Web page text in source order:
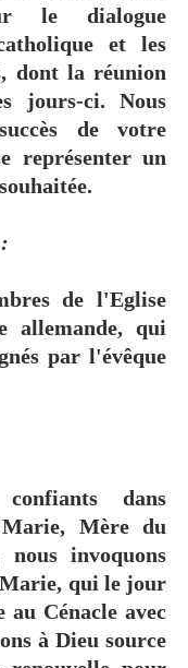
le dialogue
et les
dont la réunion
jours-ci. Nous
de votre
représenter un
de l'Eglise
allemande, qui
par l'évêque
dans
Mère du
invoquons
qui le jour
au Cénacle avec
à Dieu source